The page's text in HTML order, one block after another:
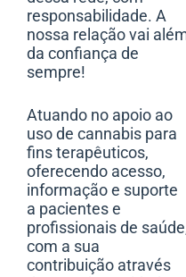
responsabilidade. A
nossa relação vai
da confiança de
sempre!
Atuando no apoio ao
uso de cannabis para
fins terapêuticos,
oferecendo acesso,
informação e suporte
a pacientes e
profissionais de
com a sua
contribuição através